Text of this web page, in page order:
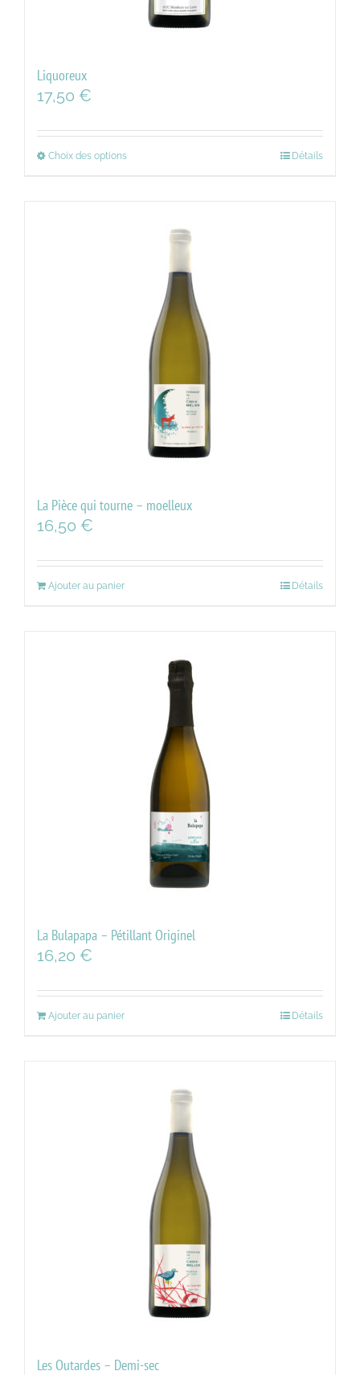
Liquoreux
17,50 €
Choix des options Détails
La Pièce qui tourne – moelleux
16,50 €
Ajouter au panier Détails
La Bulapapa – Pétillant Originel
16,20 €
Ajouter au panier Détails
Les Outardes – Demi-sec